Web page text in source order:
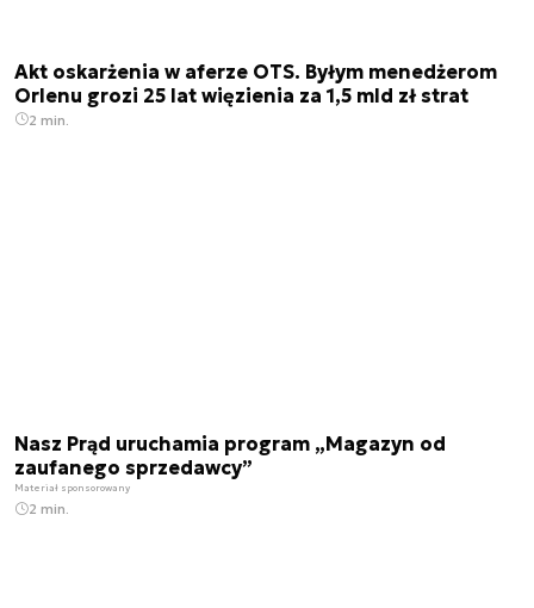
Akt oskarżenia w aferze OTS. Byłym menedżerom
Orlenu grozi 25 lat więzienia za 1,5 mld zł strat
2 min.
Nasz Prąd uruchamia program „Magazyn od
zaufanego sprzedawcy”
Materiał sponsorowany
2 min.